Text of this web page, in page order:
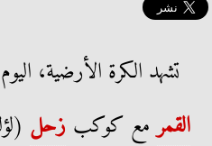
تشهد الكرة الأرضية، اليوم السبت 10
القمرمع كوكب زحل